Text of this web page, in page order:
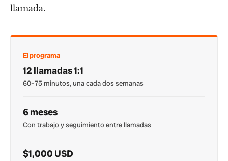
llamada.
El programa
12 llamadas 1:1
60–75 minutos, una cada dos semanas
6 meses
Con trabajo y seguimiento entre llamadas
$1,000 USD